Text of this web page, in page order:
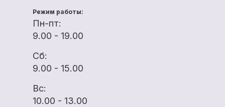
Режим работы:
Пн-пт:
9.00 - 19.00
Сб:
9.00 - 15.00
Вс:
10.00 - 13.00